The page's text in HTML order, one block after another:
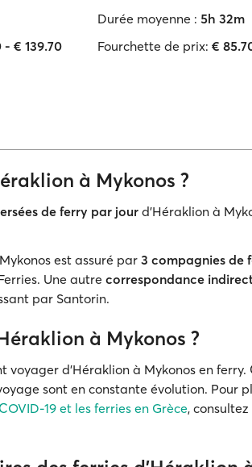
- € 139.70
Durée moyenne : 5h 32m
Fourchette de prix: €
à Mykonos ?
de ferry par jourd'Héraklion à
est assuré par3 compagnies de
Une autre correspondance
par Santorin.
à Mykonos ?
voyager d'Héraklion à Mykonos en ferry.
sont en constante évolution. Pour
COVID-19 et les ferries en Grèce,